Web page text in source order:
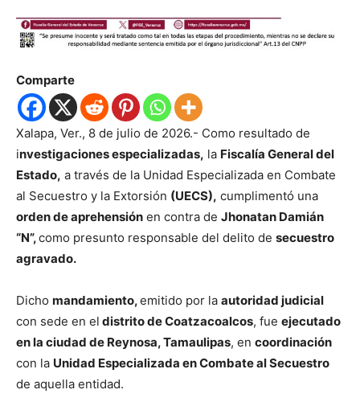
Comparte
Xalapa, Ver., 8 de julio de 2026.- Como resultado de
investigaciones especializadas, la Fiscalía General del
Estado, a través de la Unidad Especializada en Combate
al Secuestro y la Extorsión (UECS), cumplimentó una
orden de aprehensión en contra de Jhonatan Damián
“N”,como presunto responsable del delito de secuestro
agravado.
Dicho mandamiento,emitido por la autoridad judicial
con sede en el distrito de Coatzacoalcos, fue ejecutado
en la ciudad de Reynosa, Tamaulipas, en coordinación
con la Unidad Especializada en Combate al Secuestro
de aquella entidad.